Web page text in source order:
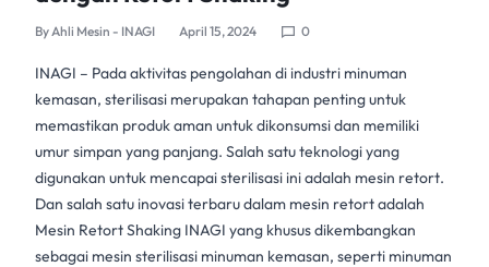
ByAhli Mesin - INAGI April 15, 2024 0
INAGI – Pada aktivitas pengolahan di industri minuman
kemasan, sterilisasi merupakan tahapan penting untuk
memastikan produk aman untuk dikonsumsi dan memiliki
umur simpan yang panjang. Salah satu teknologi yang
digunakan untuk mencapaisterilisasi ini adalah mesin retort.
Dan salah satu inovasi terbaru dalam mesin retortadalah
Mesin Retort Shaking INAGI yang khusus dikembangkan
sebagai mesin sterilisasi minuman kemasan, seperti minuman